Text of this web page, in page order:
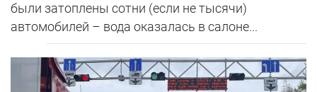
были затоплены сотни (если не тысячи)
автомобилей – вода оказалась в салоне...